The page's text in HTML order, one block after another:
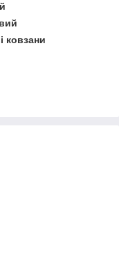
ковзани